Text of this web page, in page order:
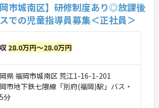
岡市城南区】研修制度あり◎放課後
での児童指導員募集＜正社員＞
28.0万円～28.0万円
県 福岡市城南区 荒江1-16-1-201
市地下鉄七隈線「別府(福岡)駅」バス・
分